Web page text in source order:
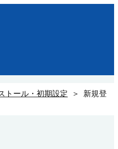
トール・初期設定 ＞ 新規登